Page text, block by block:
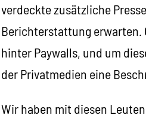
verdeckte zusätzliche
Berichterstattung erwarten.
hinter Paywalls, und um
der Privatmedien eine
Wir haben mit diesen